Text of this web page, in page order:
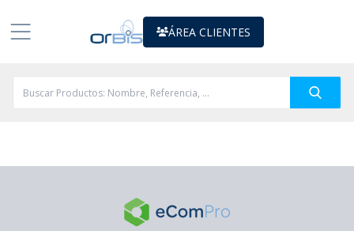
ÁREA CLIENTES